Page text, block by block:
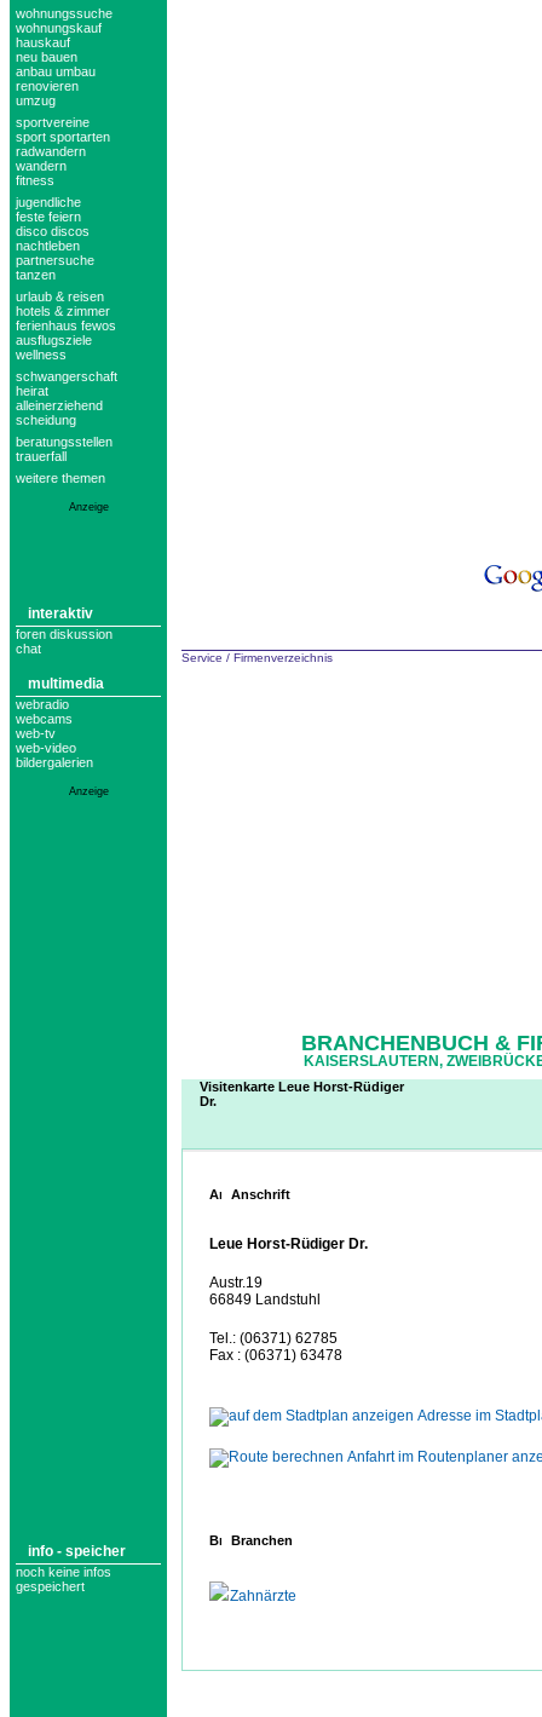
wohnungssuche
wohnungskauf
hauskauf
neu bauen
anbau umbau
renovieren
umzug
sportvereine
sport sportarten
radwandern
wandern
fitness
jugendliche
feste feiern
disco discos
nachtleben
partnersuche
tanzen
urlaub & reisen
hotels & zimmer
ferienhaus fewos
ausflugsziele
wellness
schwangerschaft
heirat
alleinerziehend
scheidung
beratungsstellen
trauerfall
weitere themen
Anzeige
interaktiv
foren diskussion
chat
multimedia
webradio
webcams
web-tv
web-video
bildergalerien
Anzeige
info - speicher
noch keine infos
gespeichert
Service / Firmenverzeichnis
BRANCHENBUCH &
KAISERSLAUTERN,
Visitenkarte Leue Horst-Rüdiger
Dr.
Anschrift
Leue Horst-Rüdiger Dr.
Austr.19
66849 Landstuhl
Tel.: (06371) 62785
Fax : (06371) 63478
Adresse im
Anfahrt im Routenplaner
Branchen
Zahnärzte